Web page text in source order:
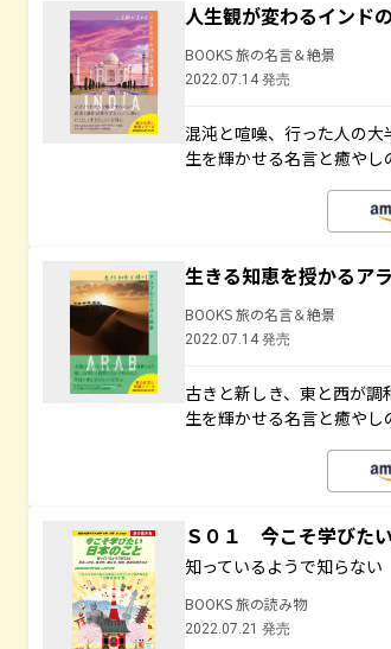
人生観が変わるインド
BOOKS 旅の名言＆絶景
2022.07.14 発売
混沌と喧噪、行った人の
生を輝かせる名言と癒やし
生きる知恵を授かるア
BOOKS 旅の名言＆絶景
2022.07.14 発売
古きと新しき、東と西が
生を輝かせる名言と癒やし
Ｓ０１ 今こそ学びた
知っているようで知らな
BOOKS 旅の読み物
2022.07.21 発売